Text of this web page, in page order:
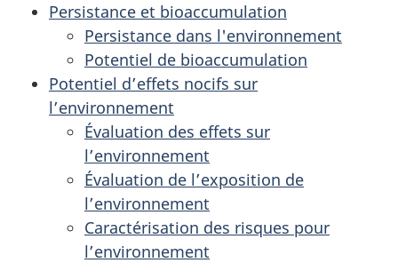
Persistance et bioaccumulation
Persistance dans l'environnement
Potentiel de bioaccumulation
Potentiel d’effets nocifs sur
l’environnement
Évaluation des effets sur
l’environnement
Évaluation de l’exposition de
l’environnement
Caractérisation des risques pour
l’environnement